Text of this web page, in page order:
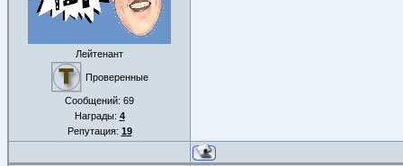
Лейтенант
Проверенные
Сообщений: 69
Награды: 4
Репутация: 19